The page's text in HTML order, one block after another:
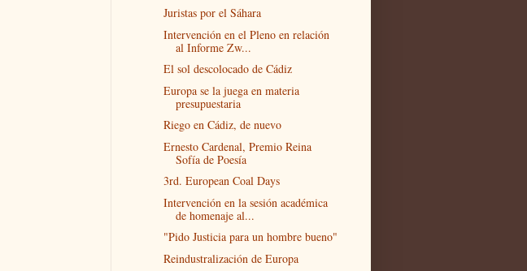
Juristas por el Sáhara
Intervención en el Pleno en relación
al Informe Zw...
El sol descolocado de Cádiz
Europa se la juega en materia
presupuestaria
Riego en Cádiz, de nuevo
Ernesto Cardenal, Premio Reina
Sofía de Poesía
3rd. European Coal Days
Intervención en la sesión académica
de homenaje al...
"Pido Justicia para un hombre bueno"
Reindustralización de Europa